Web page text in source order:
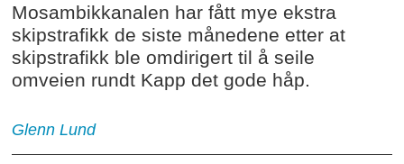
Mosambikkanalen har fått mye ekstra
skipstrafikk de siste månedene etter at
skipstrafikk ble omdirigert til å seile
omveien rundt Kapp det gode håp.
Glenn Lund